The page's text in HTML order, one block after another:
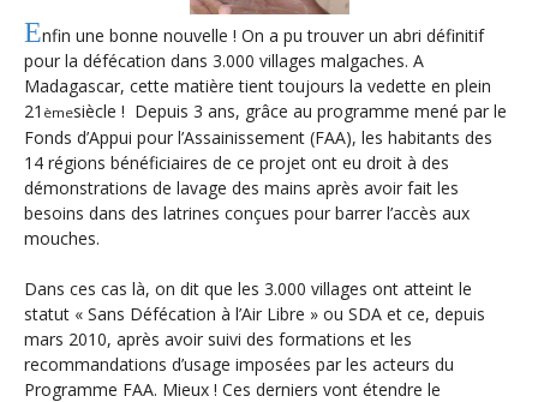
Jun 18 2026
Rendez-vous golfique : Mazagan joue sa carte
Unknown-Jun 11 2026
Course à l'IA : Meta envisage une importante levée de fonds
Unknown-Jun 06 2026
Banques centrales : indépendantes jusqu'où ?
Unknown-Jun 02 2026
VTC : Yango Group veut accélérer en Afrique
May 22 2026
Tsirisoa Edition
May 13 2026
Art et médias sociaux : à l'ère de la "présence ciblée"
Unknown-May 09 2026
Tourisme : l'Afrique fait le pari du luxe et de la durabilité
Unknown-May 03 2026
Enfin une bonne nouvelle ! On a pu trouver un abri définitif
pour la défécation dans 3.000 villages malgaches. A
Madagascar, cette matière tient toujours la vedette en plein
21 èmesiècle ! Depuis 3 ans, grâce au programme mené par le
Fonds d’Appui pour l’Assainissement (FAA), les habitants des
14 régions bénéficiaires de ce projet ont eu droit à des
démonstrations de lavage des mains après avoir fait les
besoins dans des latrines conçues pour barrer l’accès aux
mouches.
Dans ces cas là, on dit que les 3.000 villages ont atteint le
statut « Sans Défécation à l’Air Libre » ou SDA et ce, depuis
mars 2010, après avoir suivi des formations et les
recommandations d’usage imposées par les acteurs du
Programme FAA. Mieux ! Ces derniers vont étendre le